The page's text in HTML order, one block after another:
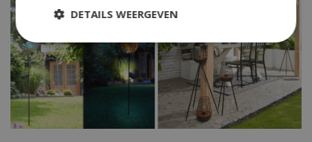
DETAILS WEERGEVEN